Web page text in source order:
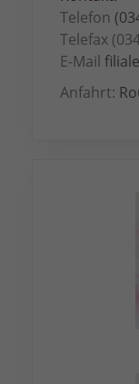
Telefon
Telefax
E-Mail
Anfahrt:
Statistik Cookies
helfen uns zu
Externe